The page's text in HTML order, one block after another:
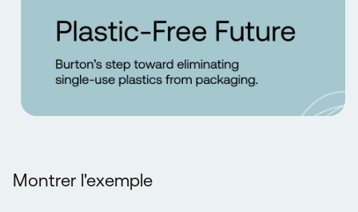
Montrer l'exemple